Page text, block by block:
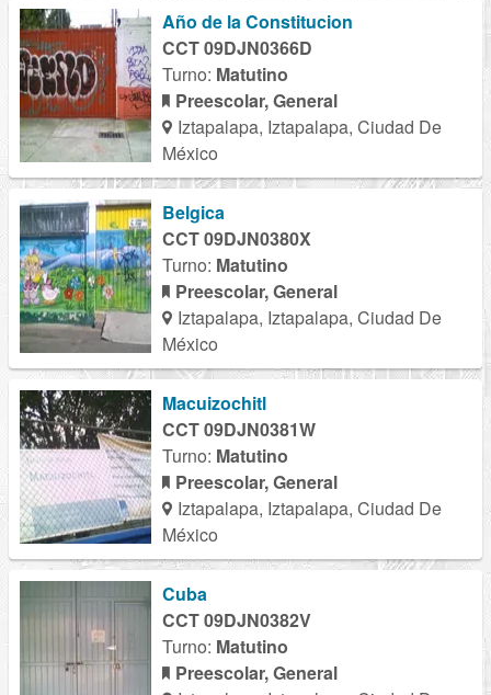
Año de la Constitucion
CCT 09DJN0366D
Turno: Matutino
Preescolar, General
Iztapalapa, Iztapalapa, Ciudad De
México
Belgica
CCT 09DJN0380X
Turno: Matutino
Preescolar, General
Iztapalapa, Iztapalapa, Ciudad De
México
Macuizochitl
CCT 09DJN0381W
Turno: Matutino
Preescolar, General
Iztapalapa, Iztapalapa, Ciudad De
México
Cuba
CCT 09DJN0382V
Turno: Matutino
Preescolar, General